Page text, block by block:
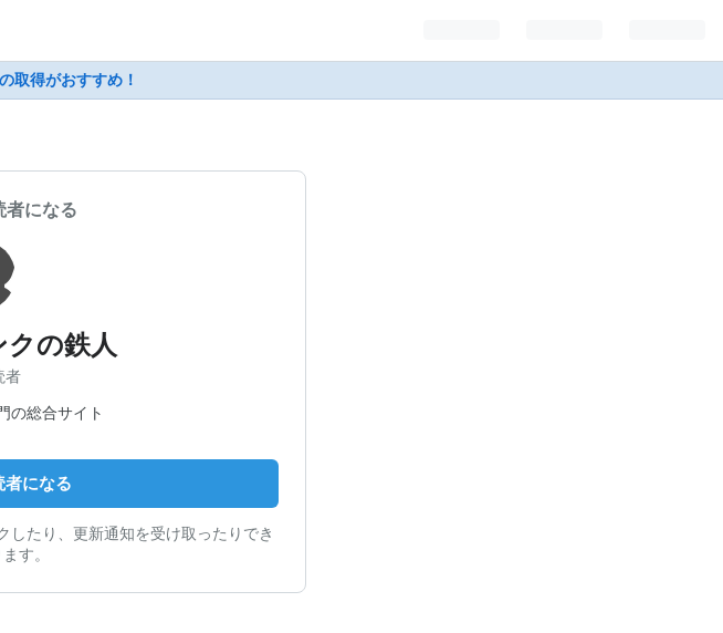
取得がおすすめ！
者になる
クの鉄人
者
の総合サイト
者になる
したり、更新通知を受け取ったりでき
す。